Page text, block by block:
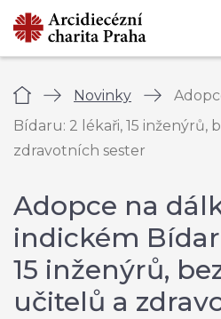
Úvod Novinky
Bídaru: 2 lékaři, 15 inženýrů,
zdravotních sester
Adopce na
indickém
15 inženýrů,
učitelů a